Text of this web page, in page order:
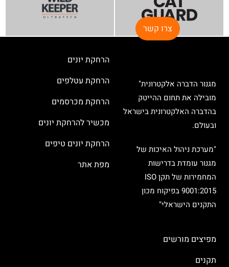
צרו קשר
מגנור הדברה אלקטרונית"
מובילה את תחום ההייטק
בהדברה האלקטרונית בישראל
ובעולם.
"מערכת ניהול האיכות של
מגנור עומדת בדרישות
המחמירות של תקן ISO
9001:2015 בפיקוח מכון
התקנים הישראלי"
הרחקת יונים
הרחקת עטלפים
הרחקת מכרסמים
מכשיר להרחקת יונים
הרחקת יונים טיפים
מפת אתר
מפיצים מורשים
תקנים